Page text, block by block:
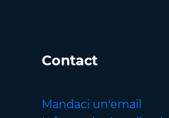
Contact
Mandaci un'email